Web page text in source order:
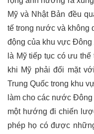
Mỹ và Nhật Bản đều
tế trong nước và không
động của khu vực Đông
là Mỹ tiếp tục có ưu
khi Mỹ phải đối mặt
Trung Quốc trong khu
làm cho các nước
một hướng đi chiến
phép họ có được